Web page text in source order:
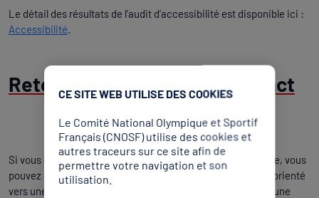
Le détail des résultats de l’audit d’accessibilité est disponible ici :
Accessibilité.
Retour d'information et contact
Si vous n’arrivez pas à accéder à un contenu ou à un service, vous
pouvez contacter le responsable du site internet pour être orienté
vers une alternative accessible ou obtenir le contenu sous une
CE SITE WEB UTILISE DES COOKIES
Le Comité National Olympique et Sportif
Français (CNOSF) utilise des cookies et
autres traceurs sur ce site afin de
permettre votre navigation et son
utilisation.